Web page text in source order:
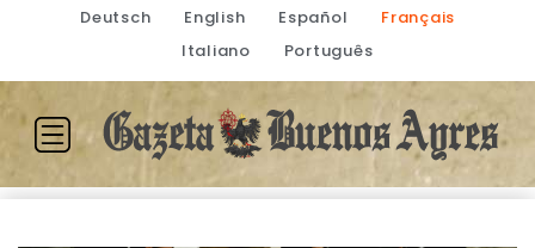
Deutsch English Español
Français
Italiano
Português